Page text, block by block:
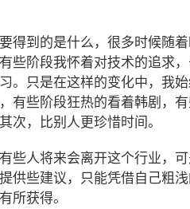
得到的是什么，很多时候随
些阶段我怀着对技术的追求
。只是在这样的变化中，我
有些阶段狂热的看着韩剧，
次，比别人更珍惜时间。
些人将来会离开这个行业，
供些建议，只能凭借自己粗
所获得。